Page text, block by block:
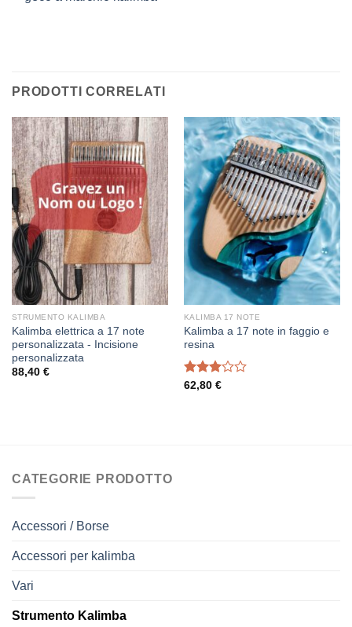
PRODOTTI CORRELATI
STRUMENTO KALIMBA
Kalimba elettrica a 17 note
personalizzata - Incisione
personalizzata
88,40 €
KALIMBA 17 NOTE
Kalimba a 17 note in faggio e
resina
Voto
62,80 €
CATEGORIE PRODOTTO
Accessori / Borse
Accessori per kalimba
Vari
Strumento Kalimba